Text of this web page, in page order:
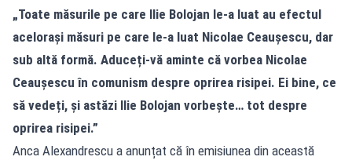
„Toate măsurile pe care Ilie Bolojan le-a luat au efectul
acelorași măsuri pe care le-a luat Nicolae Ceaușescu, dar
sub altă formă. Aduceți-vă aminte că vorbea Nicolae
Ceaușescu în comunism despre oprirea risipei. Ei bine, ce
să vedeți, și astăzi Ilie Bolojan vorbește… tot despre
oprirea risipei.”
Anca Alexandrescu a anunțat că în emisiunea din această